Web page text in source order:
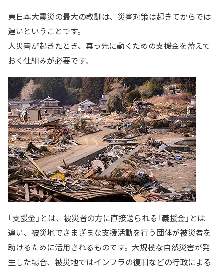
東日本大震災の最大の教訓は、災害対策は起きてからでは
遅いということです。
大災害が起きたとき、真っ先に動くための支援金を蓄えて
おく仕組みが必要です。
「支援金」とは、被災者の方に直接送られる「義援金」とは
違い、被災地でさまざまな支援活動を行う団体が被災者を
助けるために活用されるものです。大規模な自然災害が発
生した場合、被災地ではインフラの復旧などの行政による